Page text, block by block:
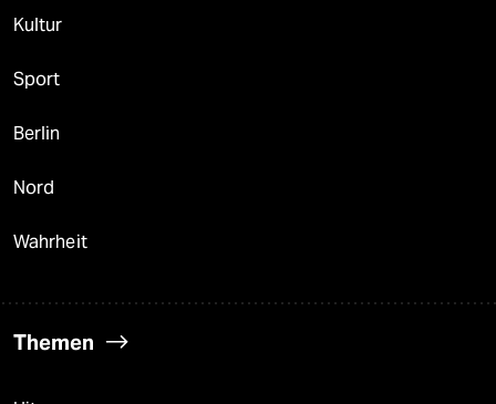
Kultur
Sport
Berlin
Nord
Wahrheit
Themen